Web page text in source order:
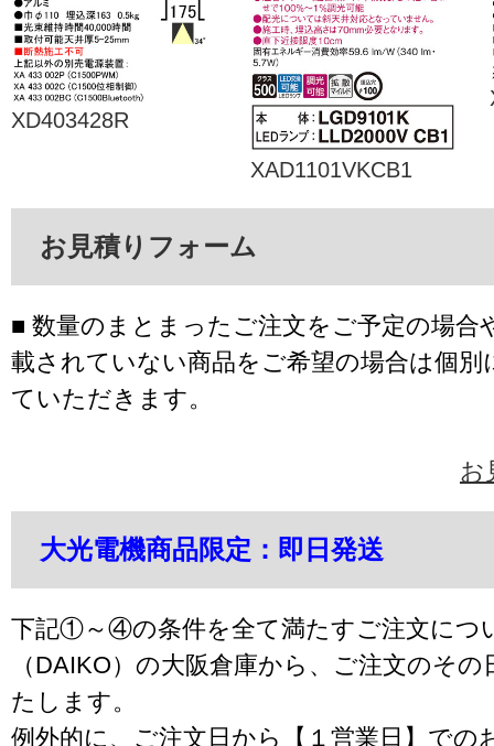
XD403428R
XAD1101VKCB1
お見積りフォーム
■ 数量のまとまったご注文をご予定の場合
載されていない商品をご希望の場合は個別
ていただきます。
お
大光電機商品限定：即日発送
下記①～④の条件を全て満たすご注文につ
（DAIKO）の大阪倉庫から、ご注文のそ
たします。
例外的に、ご注文日から【１営業日】での